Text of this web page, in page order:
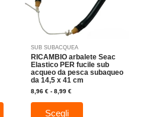
SUB SUBACQUEA
RICAMBIO arbalete Seac
Elastico PER fucile sub
acqueo da pesca subaqueo
da 14,5 x 41 cm
8,96€ - 8,99€
Scegli
possono
essere
scelte
del
prodotto